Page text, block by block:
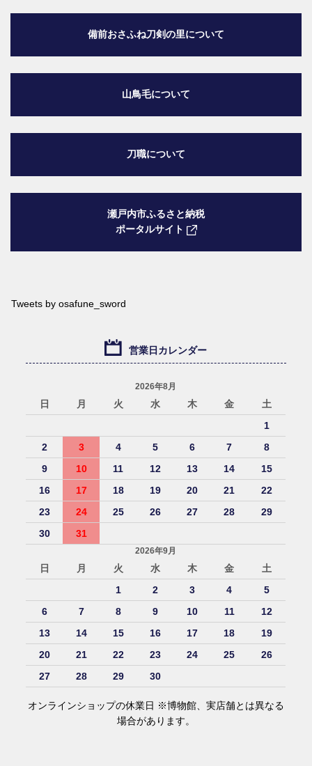
備前おさふね刀剣の里について
山鳥毛について
刀職について
瀬戸内市ふるさと納税
ポータルサイト
Tweets by osafune_sword
営業日カレンダー
2026年8月
日 月 火 水 木 金
土
1
2
3 4 5 6 7
8
9
10 11 12 13 14
15
16
17 18 19 20 21
22
23
24 25 26 27 28
29
30
31
2026年9月
日 月 火 水 木 金
土
1
2 3 4
5
6
7 8 9 10 11
12
13
14 15 16 17 18
19
20
21 22 23 24 25
26
27
28 29 30
オンラインショップの休業日 ※博物館、実店舗とは異なる
場合があります。